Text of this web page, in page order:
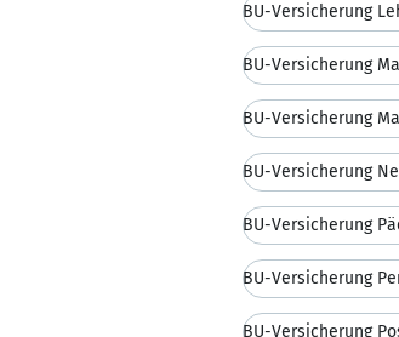
BU-Versicherung
BU-Versicherung
BU-Versicherung
BU-Versicherung
BU-Versicherung
BU-Versicherung